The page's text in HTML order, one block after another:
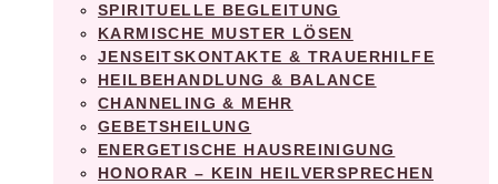
SPIRITUELLE BEGLEITUNG
KARMISCHE MUSTER LÖSEN
JENSEITSKONTAKTE & TRAUERHILFE
HEILBEHANDLUNG & BALANCE
CHANNELING & MEHR
GEBETSHEILUNG
ENERGETISCHE HAUSREINIGUNG
HONORAR – KEIN HEILVERSPRECHEN